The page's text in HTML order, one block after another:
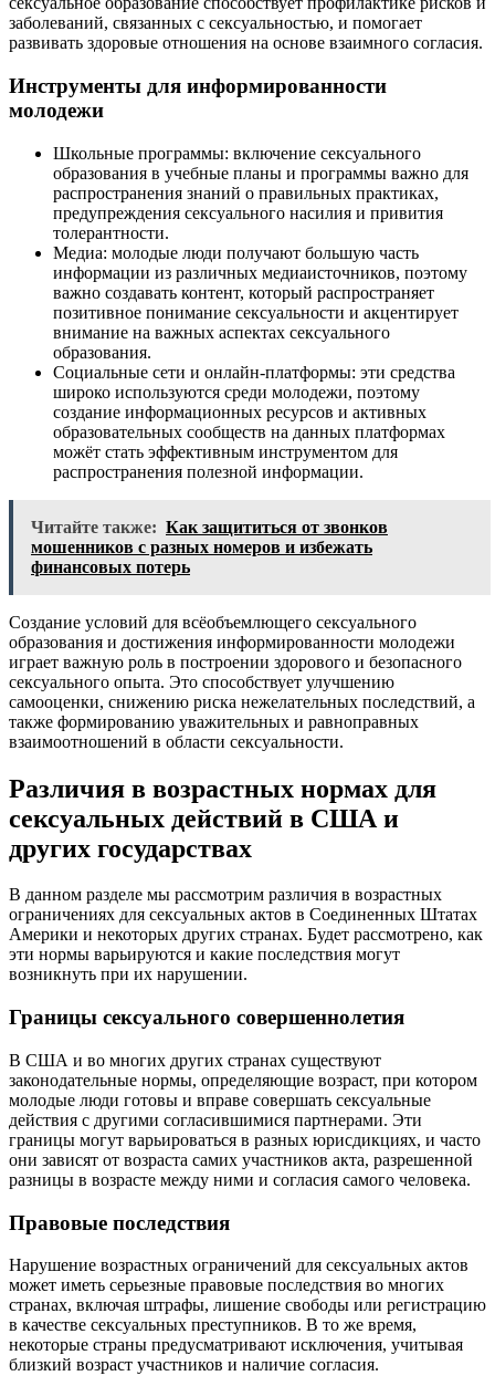
заболеваний, связанных с сексуальностью, и помогает
развивать здоровые отношения на основе взаимного согласия.
Инструменты для информированности
молодежи
Школьные программы: включение сексуального
образования в учебные планы и программы важно для
распространения знаний о правильных практиках,
предупреждения сексуального насилия и привития
толерантности.
Медиа: молодые люди получают большую часть
информации из различных медиаисточников, поэтому
важно создавать контент, который распространяет
позитивное понимание сексуальности и акцентирует
внимание на важных аспектах сексуального
образования.
Социальные сети и онлайн-платформы: эти средства
широко используются среди молодежи, поэтому
создание информационных ресурсов и активных
образовательных сообществ на данных платформах
можёт стать эффективным инструментом для
распространения полезной информации.
Читайте также: Как защититься от звонков
мошенников с разных номеров и избежать
финансовых потерь
Создание условий для всёобъемлющего сексуального
образования и достижения информированности молодежи
играет важную роль в построении здорового и безопасного
сексуального опыта. Это способствует улучшению
самооценки, снижению риска нежелательных последствий, а
также формированию уважительных и равноправных
взаимоотношений в области сексуальности.
Различия в возрастных нормах для
сексуальных действий в США и
других государствах
В данном разделе мы рассмотрим различия в возрастных
ограничениях для сексуальных актов в Соединенных Штатах
Америки и некоторых других странах. Будет рассмотрено, как
эти нормы варьируются и какие последствия могут
возникнуть при их нарушении.
Границы сексуального совершеннолетия
В США и во многих других странах существуют
законодательные нормы, определяющие возраст, при котором
молодые люди готовы и вправе совершать сексуальные
действия с другими согласившимися партнерами. Эти
границы могут варьироваться в разных юрисдикциях, и часто
они зависят от возраста самих участников акта, разрешенной
разницы в возрасте между ними и согласия самого человека.
Правовые последствия
Нарушение возрастных ограничений для сексуальных актов
может иметь серьезные правовые последствия во многих
странах, включая штрафы, лишение свободы или регистрацию
в качестве сексуальных преступников. В то же время,
некоторые страны предусматривают исключения, учитывая
близкий возраст участников и наличие согласия.